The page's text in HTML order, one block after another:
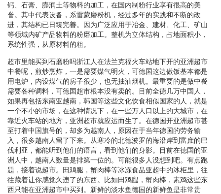
钙、石膏、膨润土等物料的加工，在国内制粉行业享有很高的美
誉。其中代表设备，系雷蒙磨粉机，经过多年的实践和不断的改
进，其结构已日臻完善。因为广泛应用于冶金、建材、化工、矿山
等领域内矿产品物料的粉磨加工。整机为立体结构，占地面积小，
系统性强，从原材料的粗。
超市里能买到石磨粉吗浙江人在法兰克福火车站地下开的亚洲超市
中餐呢，煎炒烹炸，一是需要煤气明火，可德国这边做饭基本都是
用电炉，内设煤气的房子很少，也无抽油烟机。最重要的是做中餐
需要各种调料，可德国超市根本没有卖的。目前全德几万中国人，
如果再包括东南亚越南，韩国等这些文化饮食相似国家的人，就是
一个不小的市场，在这种情况下，在一些万人口以上的大城市，在
靠近火车站的地方，亚洲超市就应运而生了。在德国开亚洲超市甚
至打着中国旗号的，却多为越南人，原因在于当年德国的劳务输
入，很多越南人留了下来。从寒冷的北德波罗的海沿岸到富庶的巴
伐利亚，都能听到他们的语言，看到他们的身影。目前在德国的亚
洲人中，越南人数量是排第一位的。可能很多人没想到吧。有点跑
题，接着说超市。田鸡腿，蟹肉棒等冰冻食品亚超中的冰柜里，往
往藏着让你感觉久违了的东西。比如田鸡腿，蟹肉棒，素鸡这些东
西只能在亚洲超市中买到。新鲜的淡水鱼德国的新鲜鱼是非常贵